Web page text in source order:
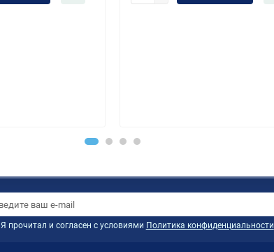
Я прочитал и согласен с условиями Политика конфиденциальности